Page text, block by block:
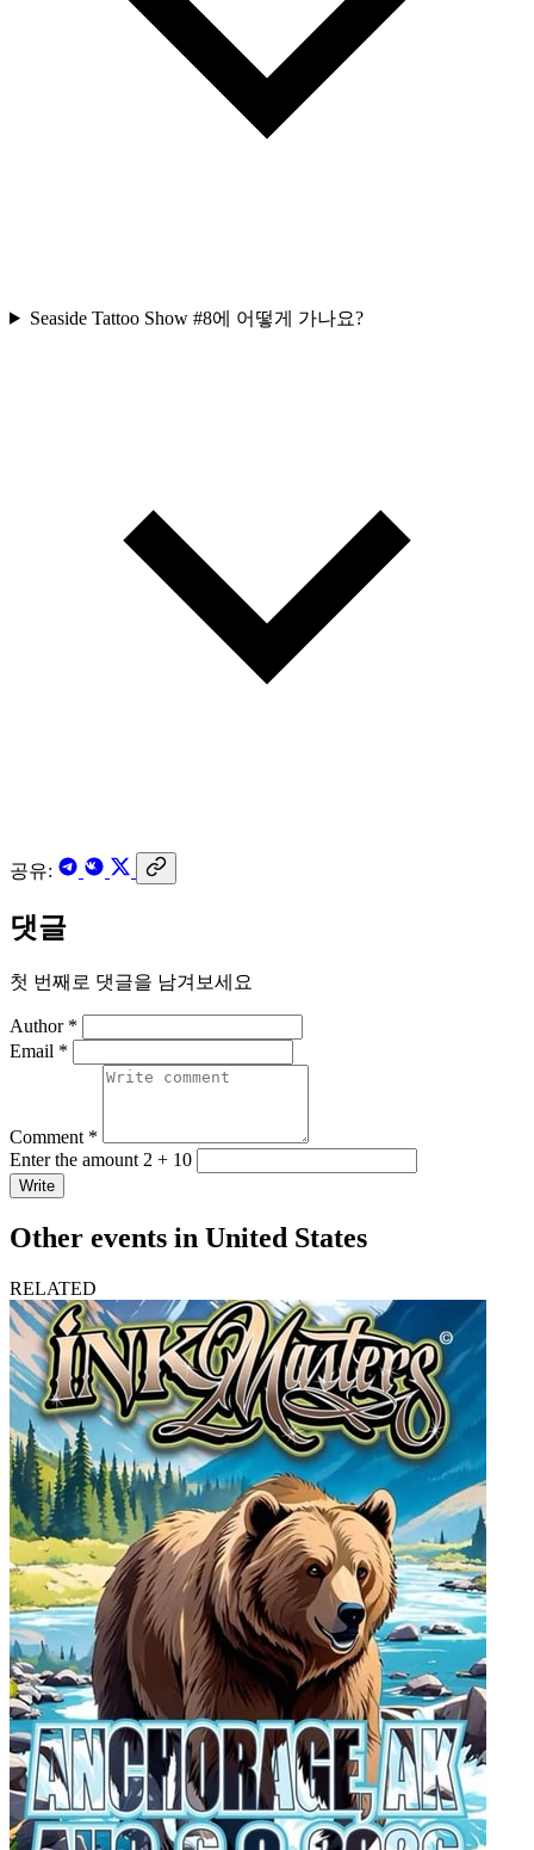
Seaside Tattoo Show #8에 어떻게 가나요?
공유:
댓글
첫 번째로 댓글을 남겨보세요
Author *
Email *
Comment *
Enter the amount 2 + 10
Write
Other events in United States
RELATED